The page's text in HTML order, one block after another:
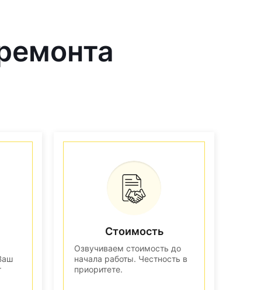
Стоимость
Озвучиваем стоимость до
начала работы. Честность в
приоритете.